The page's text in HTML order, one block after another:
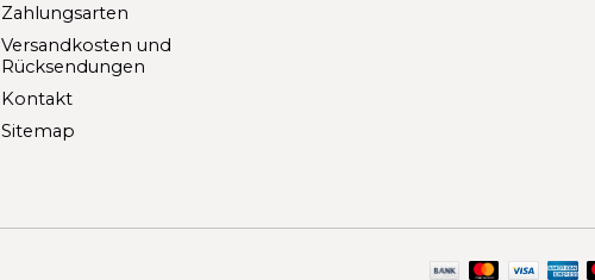
Zahlungsarten
Versandkosten und
Rücksendungen
Kontakt
Sitemap